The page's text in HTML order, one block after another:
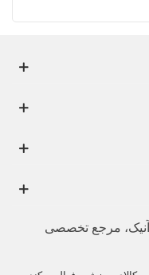
آنیک، مرجع تخصصی